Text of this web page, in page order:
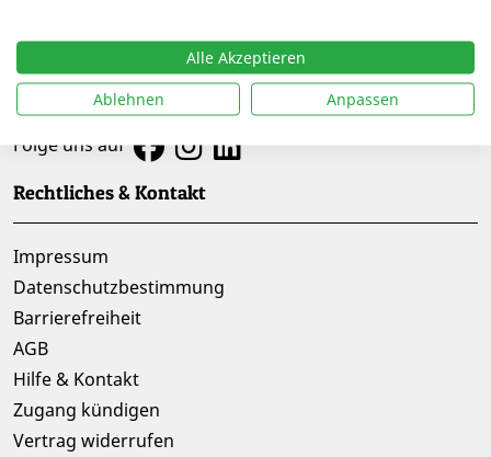
Folge uns auf
Rechtliches & Kontakt
Impressum
Datenschutzbestimmung
Barrierefreiheit
AGB
Hilfe & Kontakt
Zugang kündigen
Vertrag widerrufen
Alle Akzeptieren
Ablehnen
Anpassen